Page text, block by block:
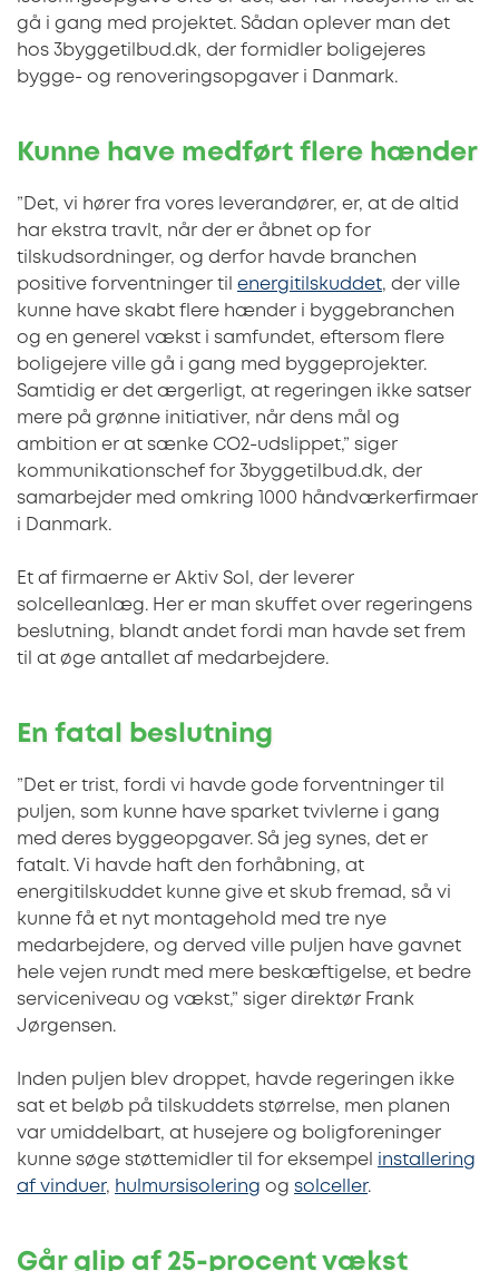
gå i gang med projektet. Sådan oplever man det
hos 3byggetilbud.dk, der formidler boligejeres
bygge- og renoveringsopgaver i Danmark.
Kunne have medført flere hænder
”Det, vi hører fra vores leverandører, er, at de altid
har ekstra travlt, når der er åbnet op for
tilskudsordninger, og derfor havde branchen
positive forventninger til energitilskuddet, der ville
kunne have skabt flere hænder i byggebranchen
og en generel vækst i samfundet, eftersom flere
boligejere ville gå i gang med byggeprojekter.
Samtidig er det ærgerligt, at regeringen ikke satser
mere på grønne initiativer, når dens mål og
ambition er at sænke CO2-udslippet,” siger
kommunikationschef for 3byggetilbud.dk, der
samarbejder med omkring 1000 håndværkerfirmaer
i Danmark.
Et af firmaerne er Aktiv Sol, der leverer
solcelleanlæg. Her er man skuffet over regeringens
beslutning, blandt andet fordi man havde set frem
til at øge antallet af medarbejdere.
En fatal beslutning
”Det er trist, fordi vi havde gode forventninger til
puljen, som kunne have sparket tvivlerne i gang
med deres byggeopgaver. Så jeg synes, det er
fatalt. Vi havde haft den forhåbning, at
energitilskuddet kunne give et skub fremad, så vi
kunne få et nyt montagehold med tre nye
medarbejdere, og derved ville puljen have gavnet
hele vejen rundt med mere beskæftigelse, et bedre
serviceniveau og vækst,” siger direktør Frank
Jørgensen.
Inden puljen blev droppet, havde regeringen ikke
sat et beløb på tilskuddets størrelse, men planen
var umiddelbart, at husejere og boligforeninger
kunne søge støttemidler til for eksempel installering
af vinduer, hulmursisolering og solceller.
Går glip af 25-procent vækst